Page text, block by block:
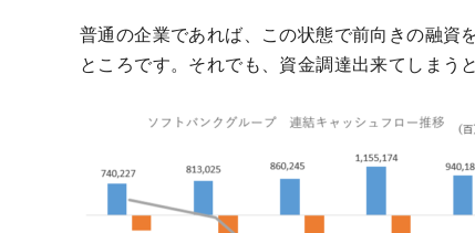
普通の企業であれば、この状態で前向きの融資
ところです。それでも、資金調達出来てしまう